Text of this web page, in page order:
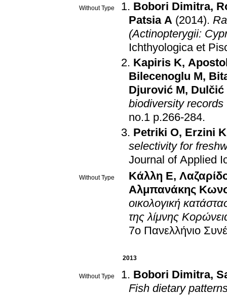
Without Type Bobori Dimitra,
Patsia A (2014).
(Actinopterygii:
Ichthyologica et
Kapiris K,
Bilecenoglu M,
Djurović M, Dulčić
biodiversity records
no.1 p.266-284.
Petriki O, Erzini K
selectivity for
Journal of Applied
Without Type Κάλλη Ε,
Αλμπανάκης
οικολογική
της λίμνης
7ο Πανελλήνιο
2013
Without Type Bobori Dimitra,
Fish dietary